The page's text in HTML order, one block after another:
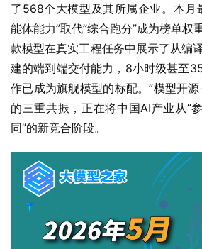
了568个大模型及其所属企业。本月
能体能力”取代”综合跑分”成为榜单权
款模型在真实工程任务中展示了从编
建的端到端交付能力，8小时级甚至
作已成为旗舰模型的标配。”模型开
的三重共振，正在将中国AI产业从”
同”的新竞合阶段。